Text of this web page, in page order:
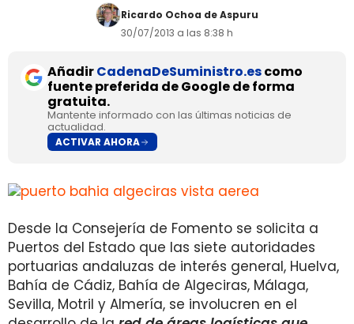
Ricardo Ochoa de Aspuru
30/07/2013 a las 8:38 h
AñadirCadenaDeSuministro.escomo
fuente preferida de Google de forma
gratuita.
Mantente informado con las últimas noticias de
actualidad.
ACTIVAR AHORA
Desde la Consejería de Fomento se solicita a
Puertos del Estado que las siete autoridades
portuarias andaluzas de interés general, Huelva,
Bahía de Cádiz, Bahía de Algeciras, Málaga,
Sevilla, Motril y Almería, se involucren en el